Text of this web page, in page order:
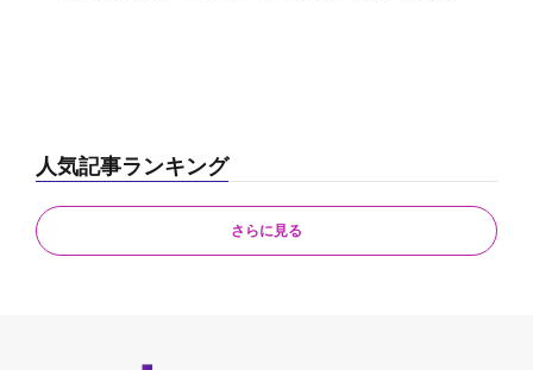
人気記事ランキング
さらに見る